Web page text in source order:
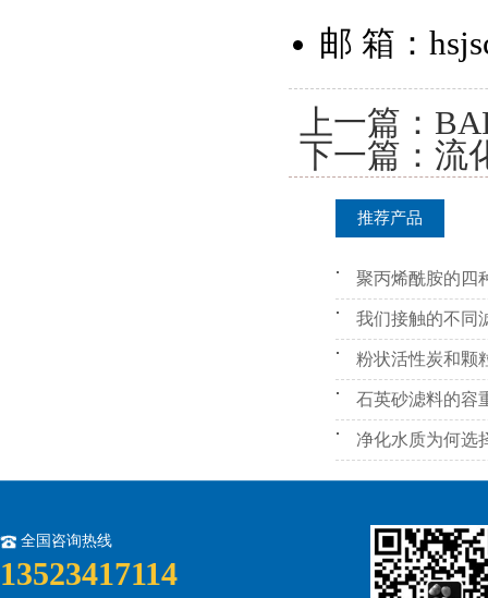
邮 箱：
上一篇：
下一篇： 流
推荐产品
聚丙烯酰胺的四
我们接触的不同
粉状活性炭和颗
石英砂滤料的容
净化水质为何选
全国咨询热线
13523417114